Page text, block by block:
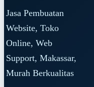
Jasa Pembuatan
Website, Toko
Online, Web
Support, Makassar,
Murah Berkualitas